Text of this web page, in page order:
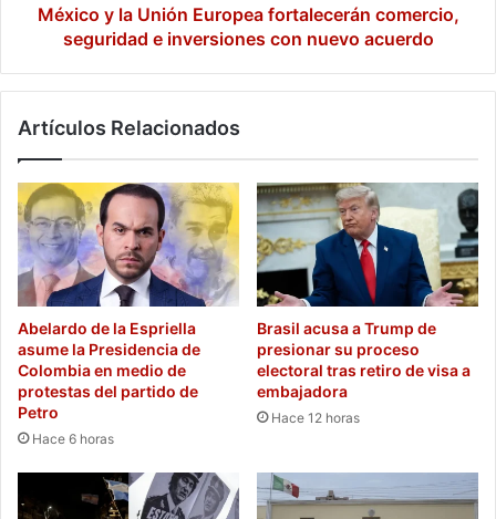
inversiones
México y la Unión Europea fortalecerán comercio,
seguridad e inversiones con nuevo acuerdo
Artículos Relacionados
Abelardo de la Espriella
asume la Presidencia de
Colombia en medio de
protestas del partido de
Petro
Hace 6 horas
Brasil acusa a Trump de
presionar su proceso
electoral tras retiro de visa a
embajadora
Hace 12 horas